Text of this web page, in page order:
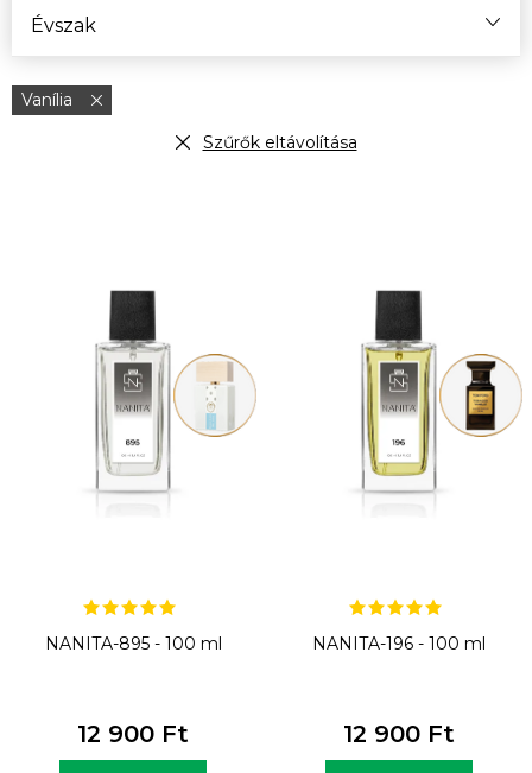
Évszak
Vanília
Szűrők eltávolítása
NANITA-895 - 100 ml
12 900 Ft
NANITA-196 - 100 ml
12 900 Ft